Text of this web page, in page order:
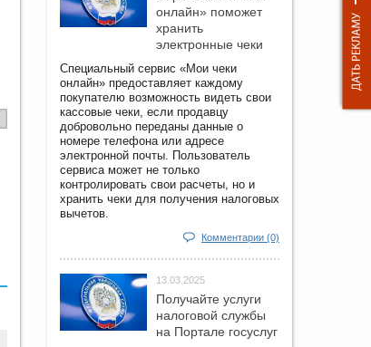
онлайн» поможет
хранить
электронные чеки
Специальный сервис «Мои чеки
онлайн» предоставляет каждому
покупателю возможность видеть свои
кассовые чеки, если продавцу
добровольно переданы данные о
номере телефона или адресе
электронной почты. Пользователь
сервиса может не только
контролировать свои расчеты, но и
хранить чеки для получения налоговых
вычетов.
Комментарии (0)
13.03.2025
Получайте услуги
налоговой службы
на Портале госyслуг